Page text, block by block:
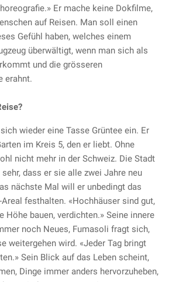
Er mache keine Dokfilme,
auf Reisen. Man soll einen
Gefühl haben, welches einem
überwältigt, wenn man sich als
und die grösseren
erahnt.
wieder eine Tasse Grüntee ein. Er
im Kreis 5, den er liebt. Ohne
nicht mehr in der Schweiz. Die Stadt
dass er sie alle zwei Jahre neu
nächste Mal will er unbedingt das
Areal festhalten. «Hochhäuser sind gut,
Höhe bauen, verdichten.» Seine innere
noch Neues, Fumasoli fragt sich,
weitergehen wird. «Jeder Tag bringt
Sein Blick auf das Leben scheint,
Dinge immer anders hervorzu­heben,